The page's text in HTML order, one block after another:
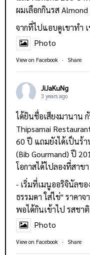
ผมเลือกกินรส Almond
จากที่ไปแอบดูเขาทำ
Photo
View on Facebook · Share
JiJaKuNg
3 years ago
ได้ยินชื่อเสียงมานาน
Thipsamai
60 ปี แถมยังได้เป็นร้
(Bib Gourmand) ปี
โอกาสได้ไปลองที่สาข
- เริ่มที่เมนูออริจินัลข
ธรรมดา ใส่ไข่" ราคา
พอได้กินเข้าไป รสชา
Photo
View on Facebook · Share